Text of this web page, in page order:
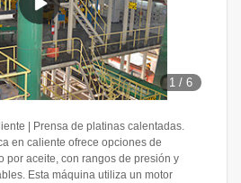
1 /6
| Prensa de platinas calentadas.
en caliente ofrece opciones de
por aceite, con rangos de presión y
Esta máquina utiliza un motor